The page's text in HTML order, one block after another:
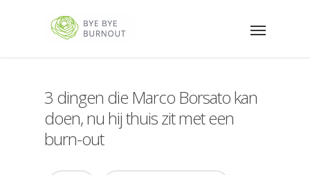
3 dingen die Marco Borsato kan
doen, nu hij thuis zit met een
burn-out